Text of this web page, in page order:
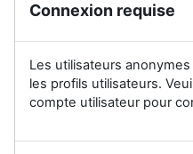
Connexion requise
Les utilisateurs
les profils utilisateurs.
compte utilisateur pour